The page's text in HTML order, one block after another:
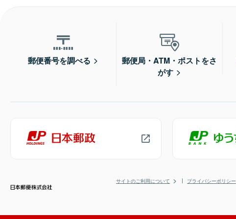
郵便番号を調べる
郵便局・ATM・ポストをさ
がす
サイトのご利用について プライバシーポリシー